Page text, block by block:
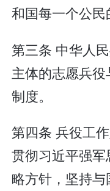
和国每一个公民
第三条 中华人
主体的志愿兵
制度。
第四条 兵役工
贯彻习近平强
略方针，坚持